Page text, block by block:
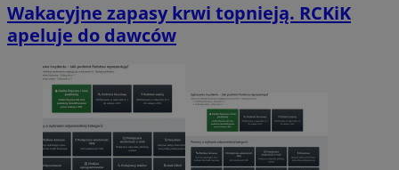
Wakacyjne zapasy krwi topnieją. RCKiK
apeluje do dawców